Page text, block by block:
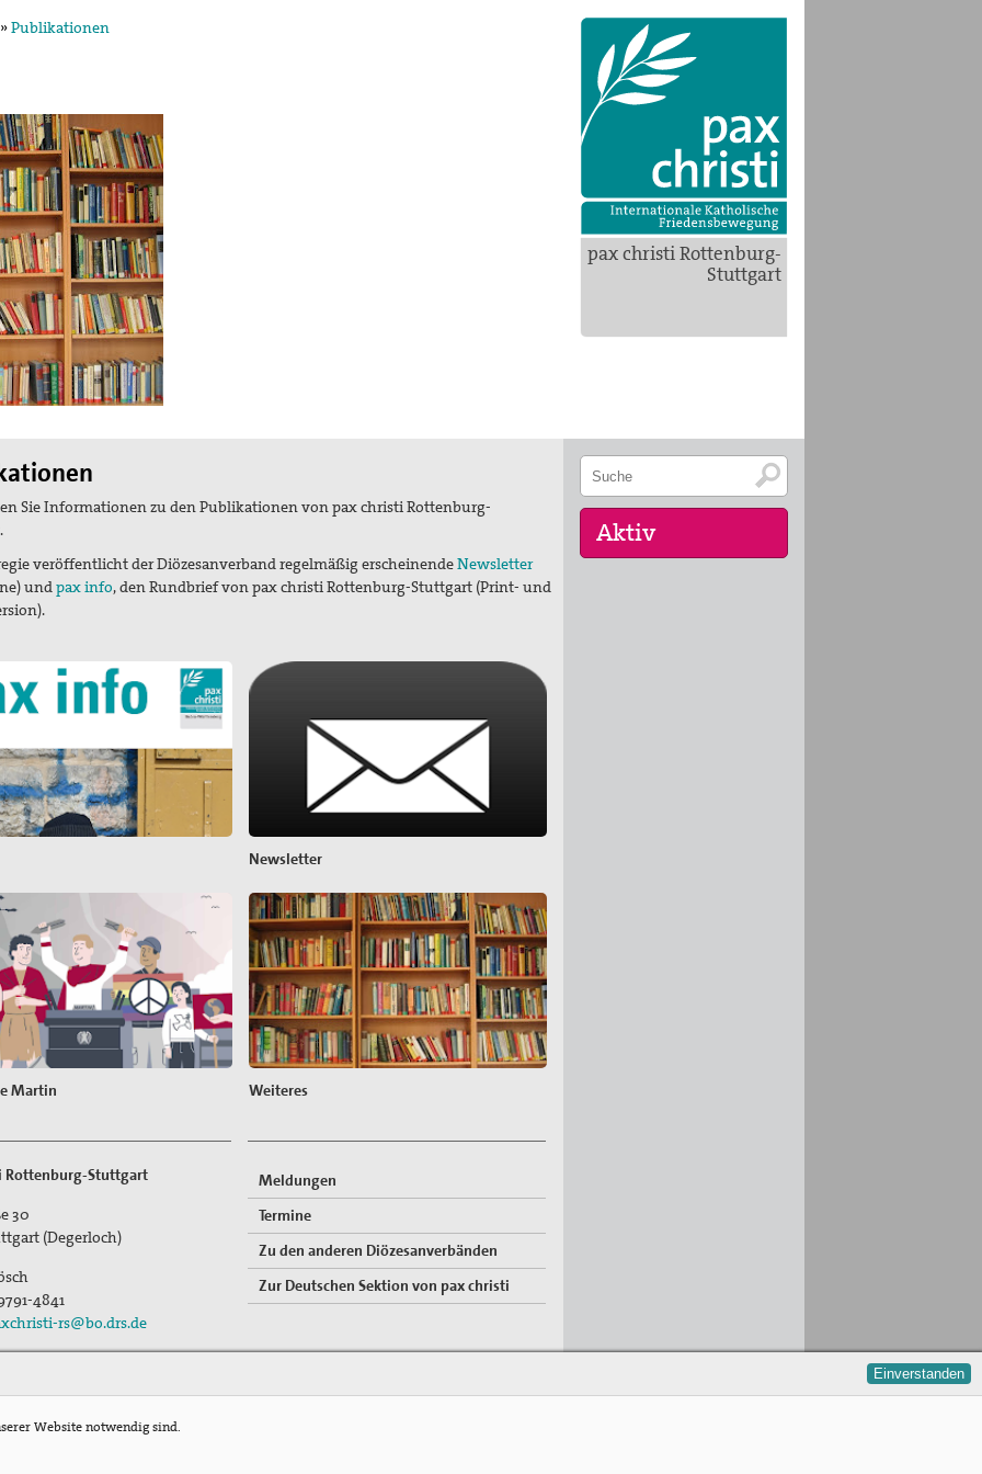
pax christi Rottenburg-
Stuttgart
»Publikationen
in der
und arbeitet in
Konzils.
des weltweiten
des II. Weltkrieges,
die Hand
Sie Informationen zu den Publikationen von pax christi Rottenburg-
veröffentlicht der Diözesanverband regelmäßig erscheinendeNewsletter
und pax info, den Rundbrief von pax christi Rottenburg-Stuttgart (Print- und
Newsletter
Martin Weiteres
Rottenburg-Stuttgart
30
(Degerloch)
4841
rs@bo.drs.de
Meldungen
Termine
Zu den anderen Diözesanverbänden
Zur Deutschen Sektion von pax christi
Einverstanden
Website notwendig sind.